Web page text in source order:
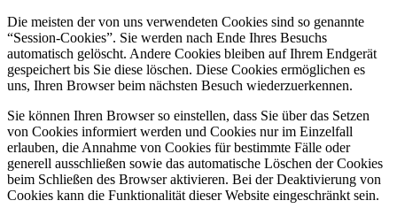
Die meisten der von uns verwendeten Cookies sind so genannte
“Session-Cookies”. Sie werden nach Ende Ihres Besuchs
automatisch gelöscht. Andere Cookies bleiben auf Ihrem Endgerät
gespeichert bis Sie diese löschen. Diese Cookies ermöglichen es
uns, Ihren Browser beim nächsten Besuch wiederzuerkennen.
Sie können Ihren Browser so einstellen, dass Sie über das Setzen
von Cookies informiert werden und Cookies nur im Einzelfall
erlauben, die Annahme von Cookies für bestimmte Fälle oder
generell ausschließen sowie das automatische Löschen der Cookies
beim Schließen des Browser aktivieren. Bei der Deaktivierung von
Cookies kann die Funktionalität dieser Website eingeschränkt sein.